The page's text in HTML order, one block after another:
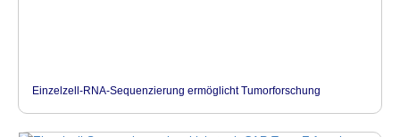
Einzelzell-RNA-Sequenzierung ermöglicht Tumorforschung